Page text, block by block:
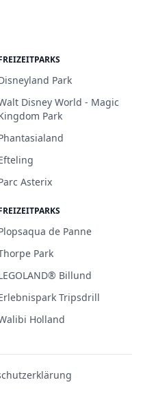
Park
Disney World - Magic
Park
Asterix
de Panne
Park
Billund
Tripsdrill
Holland